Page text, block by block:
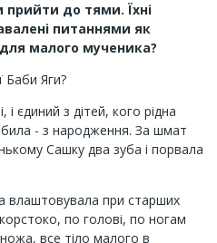
прийти до тями. Їхні
питаннями як
малого мученика?
Баби Яги?
єдиний з дітей, кого рідна
- з народження. За шмат
Сашку два зуба і порвала
влаштовувала при старших
по голові, по ногам
все тіло малого в